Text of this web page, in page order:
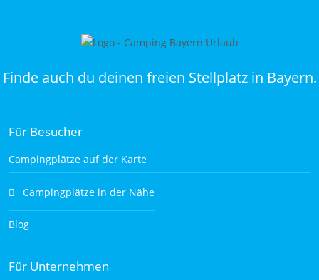
Finde auch du deinen freien Stellplatz in Bayern.
Für Besucher
Campingplätze auf der Karte
Campingplätze in der Nähe
Blog
Für Unternehmen